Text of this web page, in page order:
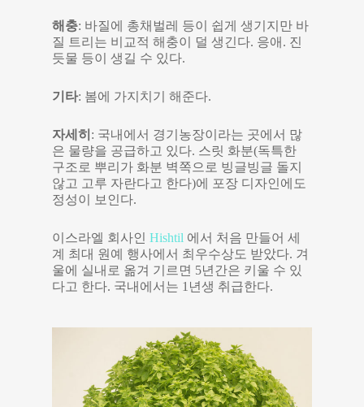
해충: 바질에 총채벌레 등이 쉽게 생기지만 바
질 트리는 비교적 해충이 덜 생긴다. 응애. 진
듯물 등이 생길 수 있다.
기타: 봄에 가지치기 해준다.
자세히 : 국내에서 경기농장이라는 곳에서 많
은 물량을 공급하고 있다. 스릿 화분(독특한
구조로 뿌리가 화분 벽쪽으로 빙글빙글 돌지
않고 고루 자란다고 한다)에 포장 디자인에도
정성이 보인다.
이스라엘 회사인Hishtil 에서 처음 만들어 세
계 최대 원예 행사에서 최우수상도 받았다. 겨
울에 실내로 옮겨 기르면 5년간은 키울 수 있
다고 한다. 국내에서는 1년생 취급한다.